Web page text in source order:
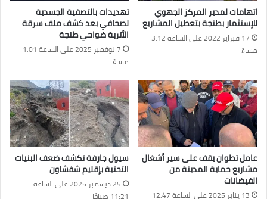
اتهامات لمدير المركز الجهوي
للإستثمار بطنجة بتعطيل المشاريع
17 فبراير 2022 على الساعة 3:12
مساءً
تهديدات بالتصفية الجسدية
لصحافي بعد كشف ملف سرقة
الأتربة ضواحي طنجة
7 نوفمبر 2025 على الساعة 1:01
مساءً
عامل تطوان يقف على سير أشغال
مشاريع حماية المدينة من
الفيضانات
13 يناير 2025 على الساعة 12:47
سيول جارفة تكشف ضعف البنيات
التحتية بإقليم شفشاون
25 ديسمبر 2025 على الساعة